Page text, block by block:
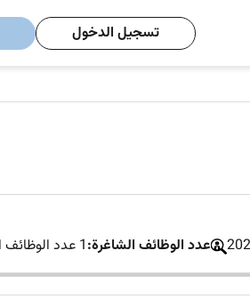
تسجيل الدخول
عدد الوظائف الشاغرة:1 عدد الوظائف الشاغرة